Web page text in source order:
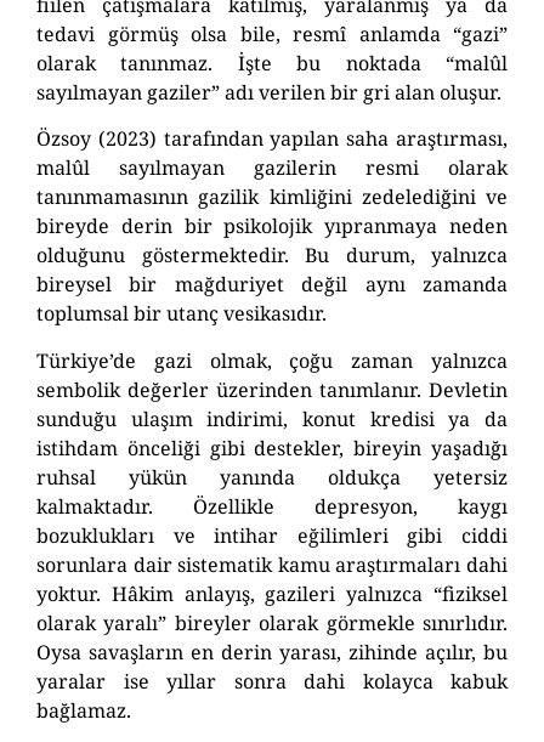
tedavi görmüş olsa bile, resmî anlamda “gazi”
olarak tanınmaz. İşte bu noktada “malûl
sayılmayan gaziler” adı verilen bir gri alan oluşur.
Özsoy (2023) tarafından yapılan saha araştırması,
malûl sayılmayan gazilerin resmi olarak
tanınmamasının gazilik kimliğini zedelediğini ve
bireyde derin bir psikolojik yıpranmaya neden
olduğunu göstermektedir. Bu durum, yalnızca
bireysel bir mağduriyet değil aynı zamanda
toplumsal bir utanç vesikasıdır.
Türkiye’de gazi olmak, çoğu zaman yalnızca
sembolik değerler üzerinden tanımlanır. Devletin
sunduğu ulaşım indirimi, konut kredisi ya da
istihdam önceliği gibi destekler, bireyin yaşadığı
ruhsal yükün yanında oldukça yetersiz
kalmaktadır. Özellikle depresyon, kaygı
bozuklukları ve intihar eğilimleri gibi ciddi
sorunlara dair sistematik kamu araştırmaları dahi
yoktur. Hâkim anlayış, gazileri yalnızca “fiziksel
olarak yaralı” bireyler olarak görmekle sınırlıdır.
Oysa savaşların en derin yarası, zihinde açılır, bu
yaralar ise yıllar sonra dahi kolayca kabuk
bağlamaz.